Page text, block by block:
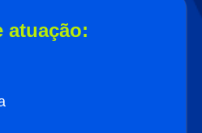
atuação: